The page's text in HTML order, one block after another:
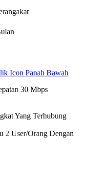
Icon Panah Bawah
30 Mbps
Yang Terhubung
2 User/Orang Dengan